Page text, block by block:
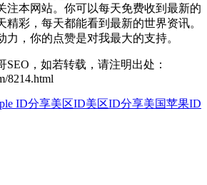
注本网站。你可以每天免费收到最新的
精彩，每天都能看到最新的世界资讯。
力，你的点赞是对我最大的支持。
SEO，如若转载，请注明出处：
8214.html
ID分享美区ID美区ID分享美国苹果ID